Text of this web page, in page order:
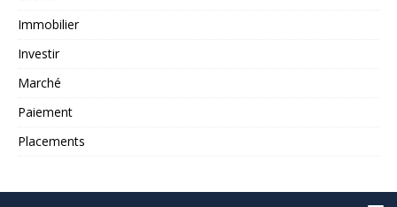
Immobilier
Investir
Marché
Paiement
Placements